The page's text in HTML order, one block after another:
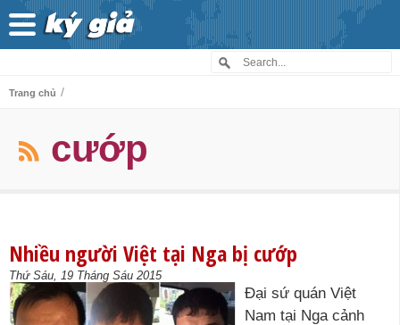
Trang chủ /
cướp
Nhiều người Việt tại Nga bị cướp
Thứ Sáu, 19 Tháng Sáu 2015
Đại sứ quán Việt
Nam tại Nga cảnh